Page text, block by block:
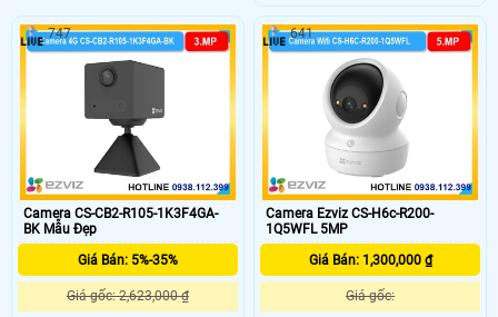
Camera CS-CB2-R105-1K3F4GA-
BK Mẫu Đẹp
Giá Bán: 5%-35%
Giá gốc: 2,623,000 ₫
747
Camera Ezviz CS-H6c-R200-
1Q5WFL 5MP
Giá Bán: 1,300,000 ₫
Giá gốc:
641